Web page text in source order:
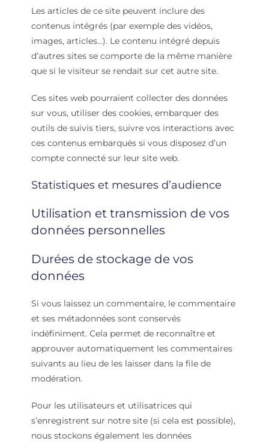
Les articles de ce site peuvent inclure des
contenus intégrés (par exemple des vidéos,
images, articles…). Le contenu intégré depuis
d’autres sites se comporte de la même manière
que si le visiteur se rendait sur cet autre site.
Ces sites web pourraient collecter des données
sur vous, utiliser des cookies, embarquer des
outils de suivis tiers, suivre vos interactions avec
ces contenus embarqués si vous disposez d’un
compte connecté sur leur site web.
Statistiques et mesures d’audience
Utilisation et transmission de vos
données personnelles
Durées de stockage de vos
données
Si vous laissez un commentaire, le commentaire
et ses métadonnées sont conservés
indéfiniment. Cela permet de reconnaître et
approuver automatiquement les commentaires
suivants au lieu de les laisser dans la file de
modération.
Pour les utilisateurs et utilisatrices qui
s’enregistrent sur notre site (si cela est possible),
nous stockons également les données